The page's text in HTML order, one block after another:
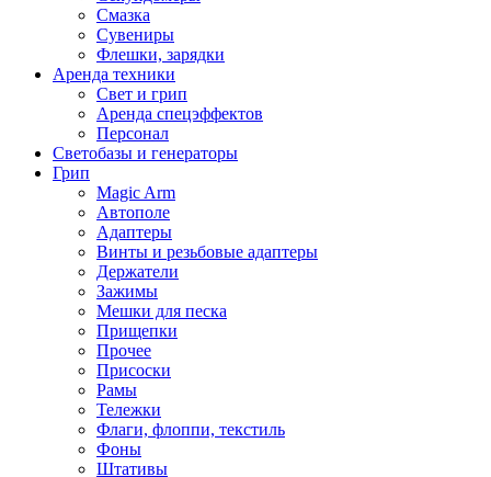
Смазка
Сувениры
Флешки, зарядки
Аренда техники
Свет и грип
Аренда спецэффектов
Персонал
Светобазы и генераторы
Грип
Magic Arm
Автополе
Адаптеры
Винты и резьбовые адаптеры
Держатели
Зажимы
Мешки для песка
Прищепки
Прочее
Присоски
Рамы
Тележки
Флаги, флоппи, текстиль
Фоны
Штативы